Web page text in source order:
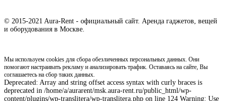
© 2015-2021 Aura-Rent - официальный сайт. Аренда гаджетов, вещей
и оборудования в Москве.
Мы используем cookies для сбора обезличенных персональных данных. Они
помогают настраивать рекламу и анализировать трафик. Оставаясь на сайте, Вы
соглашаетесь на сбор таких данных.
Deprecated: Array and string offset access syntax with curly braces is
deprecated in /home/a/aurarent/msk.aura-rent.ru/public_html/wp-
content/plugins/wp-translitera/wp-translitera.php on line 124 Warning: Use